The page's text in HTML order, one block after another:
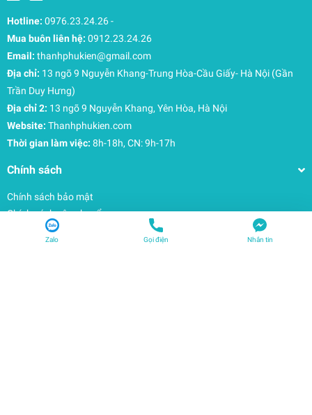
Hotline: 0976.23.24.26-
Mua buôn liên hệ: 0912.23.24.26
Email: thanhphukien@gmail.com
Địa chỉ: 13 ngõ 9 Nguyễn Khang-Trung Hòa-Cầu Giấy- Hà Nội (Gần
Trần Duy Hưng)
Địa chỉ 2: 13 ngõ 9 Nguyễn Khang, Yên Hòa, Hà Nội
Website: Thanhphukien.com
Thời gian làm việc: 8h-18h, CN: 9h-17h
Chính sách
Chính sách bảo mật
Chính sách vận chuyển
Chính sách đổi trả
Zalo Gọi điện Nhắn tin